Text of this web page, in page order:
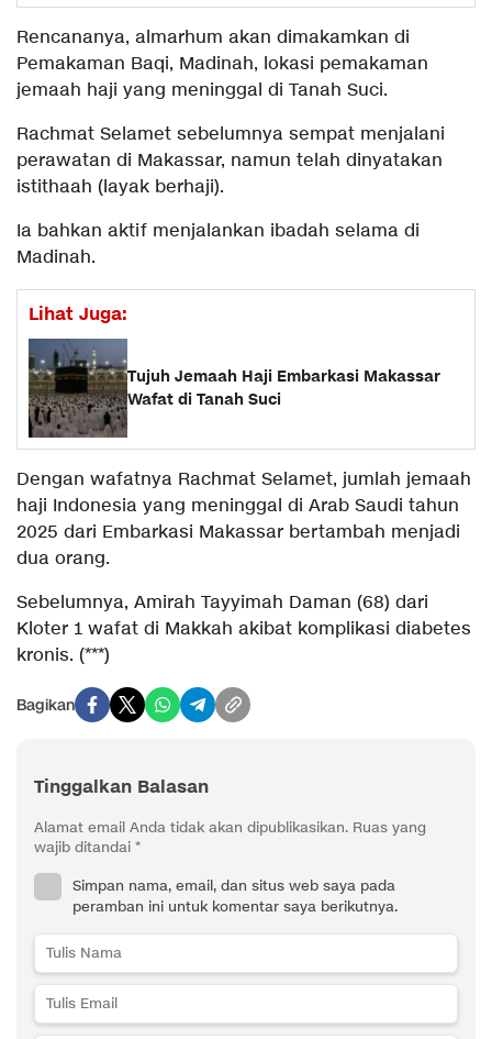
Rencananya, almarhum akan dimakamkan di
Pemakaman Baqi, Madinah, lokasi pemakaman
jemaah haji yang meninggal di Tanah Suci.
Rachmat Selamet sebelumnya sempat menjalani
perawatan di Makassar, namun telah dinyatakan
istithaah (layak berhaji).
Ia bahkan aktif menjalankan ibadah selama di
Madinah.
Lihat Juga:
Tujuh Jemaah Haji Embarkasi Makassar
Wafat di Tanah Suci
Dengan wafatnya Rachmat Selamet, jumlah jemaah
haji Indonesia yang meninggal di Arab Saudi tahun
2025 dari Embarkasi Makassar bertambah menjadi
dua orang.
Sebelumnya, Amirah Tayyimah Daman (68) dari
Kloter 1 wafat di Makkah akibat komplikasi diabetes
kronis. (***)
Bagikan
Tinggalkan Balasan
Alamat email Anda tidak akan dipublikasikan. Ruas yang
wajib ditandai *
Simpan nama, email, dan situs web saya pada
peramban ini untuk komentar saya berikutnya.